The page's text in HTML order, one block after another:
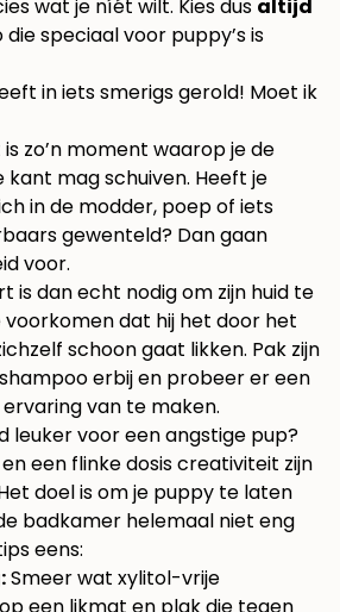
wat je níét wilt. Kies dus altijd
speciaal voor puppy’s is
in iets smerigs gerold! Moet ik
zo’n moment waarop je de
kant mag schuiven. Heeft je
in de modder, poep of iets
gewenteld? Dan gaan
voor.
is dan echt nodig om zijn huid te
dat hij het door het
schoon gaat likken. Pak zijn
erbij en probeer er een
van te maken.
leuker voor een angstige pup?
een flinke dosis creativiteit zijn
doel is om je puppy te laten
badkamer helemaal niet eng
eens:
Smeer wat xylitol-vrije